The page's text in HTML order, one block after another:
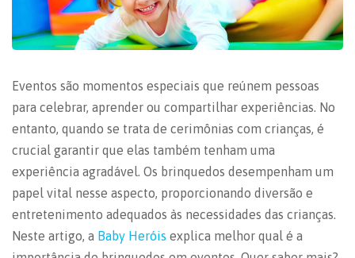
Eventos são momentos especiais que reúnem pessoas
para celebrar, aprender ou compartilhar experiências. No
entanto, quando se trata de cerimônias com crianças, é
crucial garantir que elas também tenham uma
experiência agradável. Os brinquedos desempenham um
papel vital nesse aspecto, proporcionando diversão e
entretenimento adequados às necessidades das crianças.
Neste artigo, a Baby Heróis explica melhor qual é a